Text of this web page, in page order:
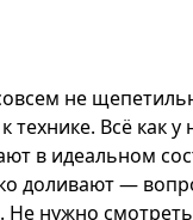
не
технике. Всё как у
в идеальном
доливают —
Не нужно